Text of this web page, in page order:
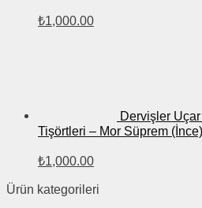
₺1,000.00
Dervişler
Tişörtleri – Mor Süprem
₺1,000.00
Ürün kategorileri